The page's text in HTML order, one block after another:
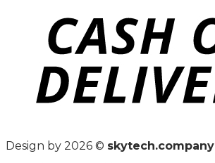
Design by 2026 © skytech.company